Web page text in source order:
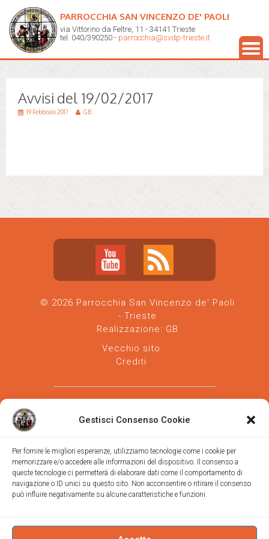
Gestisci Consenso Cookie
Per fornire le migliori esperienze, utilizziamo tecnologie come i cookie per
memorizzare e/o accedere alle informazioni del dispositivo. Il consenso a
queste tecnologie ci permetterà di elaborare dati come il comportamento di
navigazione o ID unici su questo sito. Non acconsentire o ritirare il consenso
può influire negativamente su alcune caratteristiche e funzioni.
PARROCCHIA SAN VINCENZO DE' PAOLI
via Vittorino da Feltre, 11 - 34141 Trieste
tel. 040/390250 - parrocchia@svdp-trieste.it
Avvisi del 19/02/2017
19 Febbraio 2017 GB
© 2026 Parrocchia San Vincenzo de' Paoli
- Trieste
Realizzazione: GB
Vecchio sito
Crediti
Parrocchia san Vincenzo de' Paoli-Diocesi
di Trieste
via Vittorino da Feltre, 11 (chiesa)
Trieste